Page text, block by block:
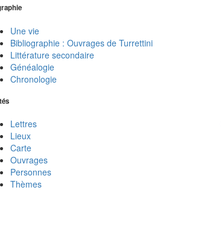
Une vie
Bibliographie : Ouvrages de Turrettini
Littérature secondaire
Généalogie
Chronologie
Lettres
Lieux
Carte
Ouvrages
Personnes
Thèmes